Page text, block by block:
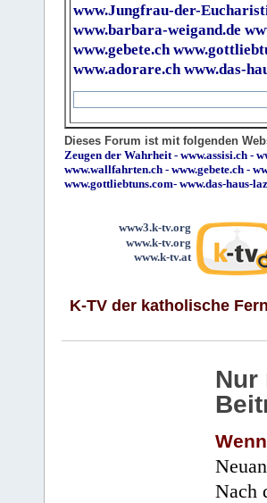
www.Jungfrau-der-
www.barbara-weigand.de
www.gebete.ch
www.adorare.ch www.das-
Dieses Forum ist mit folgenden
Zeugen der Wahrheit - www.assisi.ch -
www.wallfahrten.ch - www.gebete.ch -
www.gottliebtuns.com- www.das-haus-
www3.k-tv.org
www.k-tv.org
www.k-tv.at
K-TV der katholische
Nur
Nach